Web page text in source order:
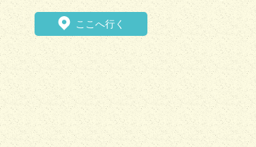
ここへ行く